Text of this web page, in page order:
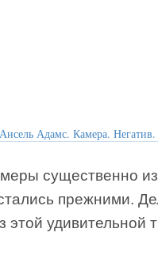
Ансель Адамс. Камера. Негатив.
существенно
прежними.
удивительной